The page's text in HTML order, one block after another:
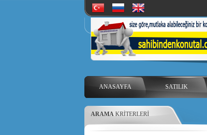
ANASAYFA SATILIK
ARAMA KRİTERLERİ